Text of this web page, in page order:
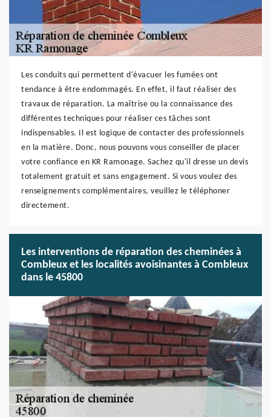
Les conduits qui permettent d'évacuer les fumées ont
tendance à être endommagés. En effet, il faut réaliser des
travaux de réparation. La maîtrise ou la connaissance des
différentes techniques pour réaliser ces tâches sont
indispensables. Il est logique de contacter des professionnels
en la matière. Donc, nous pouvons vous conseiller de placer
votre confiance en KR Ramonage. Sachez qu'il dresse un devis
totalement gratuit et sans engagement. Si vous voulez des
renseignements complémentaires, veuillez le téléphoner
directement.
Les interventions de réparation des cheminées à
Combleux et les localités avoisinantes à Combleux
dans le 45800